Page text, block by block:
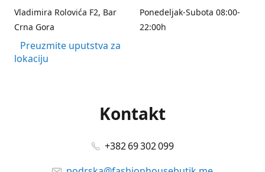
Vladimira Rolovića F2, Bar
Crna Gora
Preuzmite uputstva za
lokaciju
Ponedeljak-Subota 08:00-
22:00h
Kontakt
+382 69 302 099